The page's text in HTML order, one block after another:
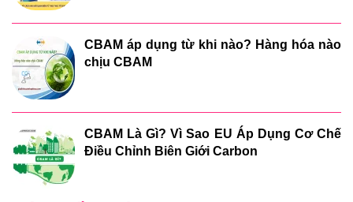
CBAM áp dụng từ khi nào? Hàng hóa nào
chịu CBAM
CBAM Là Gì? Vì Sao EU Áp Dụng Cơ Chế
Điều Chỉnh Biên Giới Carbon